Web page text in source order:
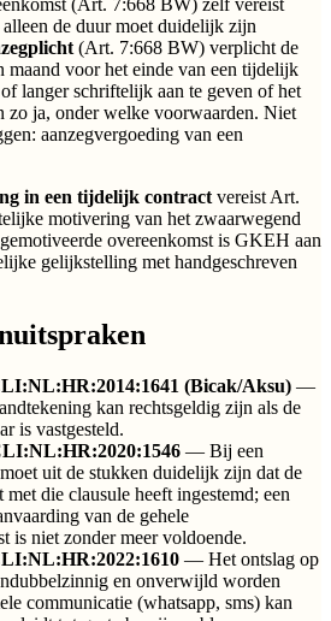
(Art. 7:668 BW) zelf vereist
de duur moet duidelijk zijn
(Art. 7:668 BW) verplicht de
voor het einde van een tijdelijk
langer schriftelijk aan te geven of het
zo ja, onder welke voorwaarden. Niet
aanzegvergoeding van een
in een tijdelijk contractvereist Art.
motivering van het zwaarwegend
overeenkomst is GKEH aan
gelijkstelling met handgeschreven
(Bicak/Aksu) —
kan rechtsgeldig zijn als de
is vastgesteld.
— Bij een
uit de stukken duidelijk zijn dat de
die clausule heeft ingestemd; een
van de gehele
is niet zonder meer voldoende.
— Het ontslag op
en onverwijld worden
communicatie (whatsapp, sms) kan